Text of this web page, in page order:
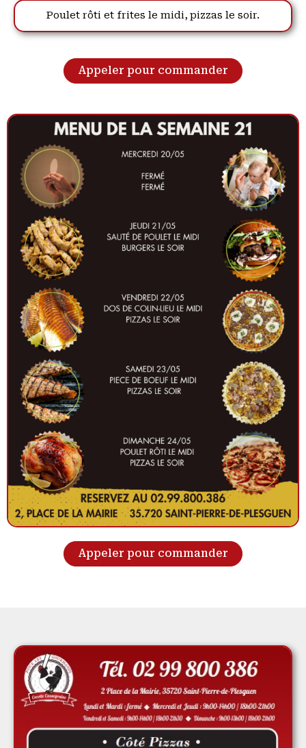
Poulet rôti et frites le midi, pizzas le soir.
Appeler pour commander
Appeler pour commander